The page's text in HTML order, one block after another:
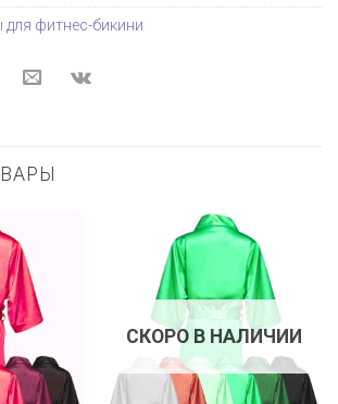
для фитнес-бикини
СКОРО В НАЛИЧИИ